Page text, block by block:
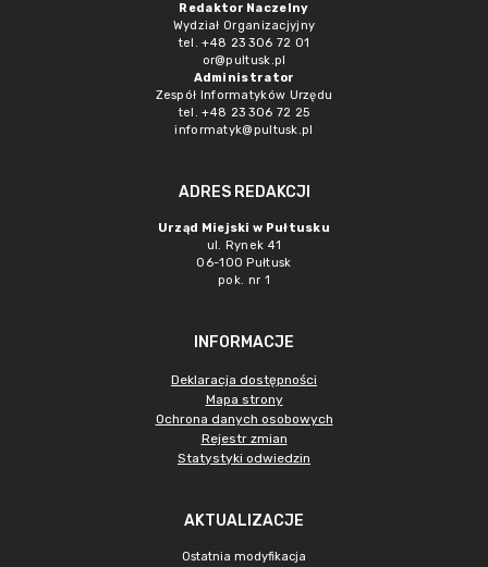
Redaktor Naczelny
Wydział Organizacjyjny
tel. +48 23 306 72 01
or@pultusk.pl
Administrator
Zespół Informatyków Urzędu
tel. +48 23 306 72 25
informatyk@pultusk.pl
ADRES REDAKCJI
Urząd Miejski w Pułtusku
ul. Rynek 41
06-100 Pułtusk
pok. nr 1
INFORMACJE
Deklaracja dostępności
Mapa strony
Ochrona danych osobowych
Rejestr zmian
Statystyki odwiedzin
AKTUALIZACJE
Ostatnia modyfikacja